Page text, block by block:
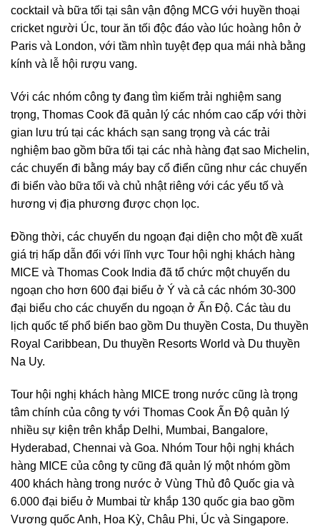
cocktail và bữa tối tại sân vận động MCG với huyền thoại
cricket người Úc, tour ăn tối độc đáo vào lúc hoàng hôn ở
Paris và London, với tầm nhìn tuyệt đẹp qua mái nhà bằng
kính và lễ hội rượu vang.
Với các nhóm công ty đang tìm kiếm trải nghiệm sang
trọng, Thomas Cook đã quản lý các nhóm cao cấp với thời
gian lưu trú tại các khách sạn sang trọng và các trải
nghiệm bao gồm bữa tối tại các nhà hàng đạt sao Michelin,
các chuyến đi bằng máy bay cổ điển cũng như các chuyến
đi biển vào bữa tối và chủ nhật riêng với các yếu tố và
hương vị địa phương được chọn lọc.
Đồng thời, các chuyến du ngoạn đại diện cho một đề xuất
giá trị hấp dẫn đối với lĩnh vực Tour hội nghị khách hàng
MICE và Thomas Cook India đã tổ chức một chuyến du
ngoạn cho hơn 600 đại biểu ở Ý và cả các nhóm 30-300
đại biểu cho các chuyến du ngoạn ở Ấn Độ. Các tàu du
lịch quốc tế phổ biến bao gồm Du thuyền Costa, Du thuyền
Royal Caribbean, Du thuyền Resorts World và Du thuyền
Na Uy.
Tour hội nghị khách hàng MICE trong nước cũng là trọng
tâm chính của công ty với Thomas Cook Ấn Độ quản lý
nhiều sự kiện trên khắp Delhi, Mumbai, Bangalore,
Hyderabad, Chennai và Goa. Nhóm Tour hội nghị khách
hàng MICE của công ty cũng đã quản lý một nhóm gồm
400 khách hàng trong nước ở Vùng Thủ đô Quốc gia và
6.000 đại biểu ở Mumbai từ khắp 130 quốc gia bao gồm
Vương quốc Anh, Hoa Kỳ, Châu Phi, Úc và Singapore.